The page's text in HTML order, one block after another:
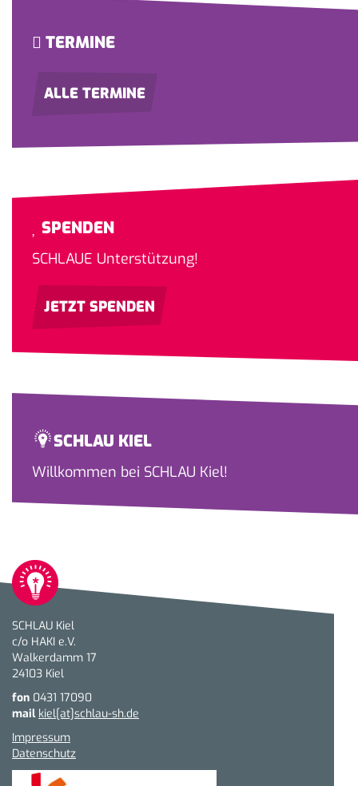
TERMINE
ALLE TERMINE
SPENDEN
SCHLAUE Unterstützung!
JETZT SPENDEN
SCHLAU KIEL
Willkommen bei SCHLAU Kiel!
SCHLAU Kiel
c/o HAKI e.V.
Walkerdamm 17
24103 Kiel
fon 0431 17090
mail kiel[at]schlau-sh.de
Impressum
Datenschutz